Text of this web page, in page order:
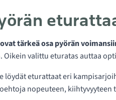
tärkeä osa pyörän
Oikein valittu eturatas auttaa
löydät eturattaat eri
nopeuteen, kiihtyvyyteen